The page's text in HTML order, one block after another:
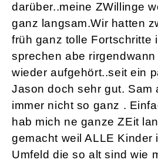
darüber..meine ZWillinge
ganz langsam.Wir hatten
früh ganz tolle Fortschritte
sprechen abe
wieder aufgehört..seit ein
Jason doch sehr gut. Sam
immer nicht so ganz .
hab mich ne ganze ZEit
gemacht weil ALLE Kinder
Umfeld die so alt sind wie